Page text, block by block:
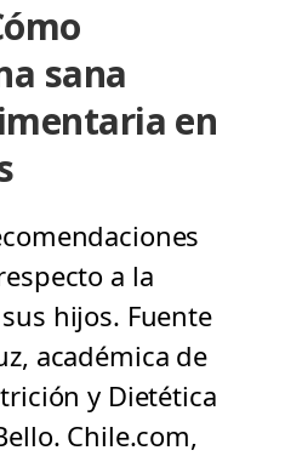
sana
en
a la
hijos. Fuente
académica de
y Dietética
Chile.com,